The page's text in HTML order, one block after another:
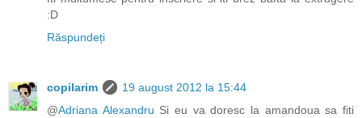
:D
Răspundeți
copilarim
19 august 2012 la 15:44
@Adriana Alexandru Si eu va doresc la amandoua sa fiti